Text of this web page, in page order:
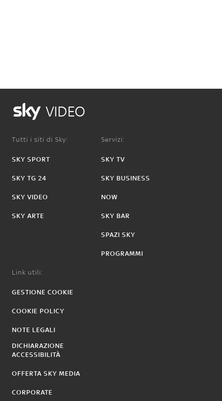
VIDEO
Tutti i siti di Sky:
SKY SPORT
SKY TG 24
SKY VIDEO
SKY ARTE
Servizi:
SKY TV
SKY BUSINESS
NOW
SKY BAR
SPAZI SKY
PROGRAMMI
Link utili:
GESTIONE COOKIE
COOKIE POLICY
NOTE LEGALI
DICHIARAZIONE
ACCESSIBILITÀ
OFFERTA SKY MEDIA
CORPORATE